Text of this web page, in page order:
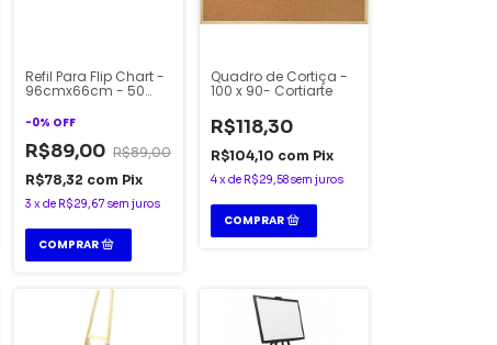
Refil Para Flip Chart -
96cmx66cm - 50
-0% OFF
R$89,00 R$89,00
R$78,32 com Pix
3 xde R$29,67 sem juros
Quadro de Cortiça -
100 x 90- Cortiarte
R$118,30
R$104,10 com Pix
4xde R$29,58sem juros